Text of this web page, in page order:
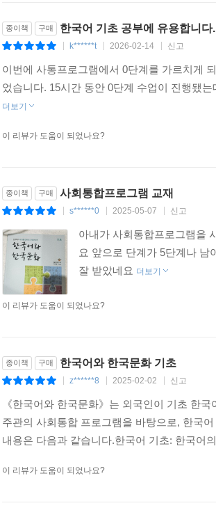
종이책 구매 한국어 기초 공부에 유용합니다.
k******t 2026-02-14 신고
이번에 사통프로그램에서 0단계를 가르치게
었습니다. 15시간 동안 0단계 수업이 진행됐
더보기
이 리뷰가 도움이 되었나요?
종이책 구매 사회통합프로그램 교재
s******0 2025-05-07 신고
아내가 사회통합프로그램을
요 앞으로 단계가 5단계나
잘 받았네요 더보기
이 리뷰가 도움이 되었나요?
종이책 구매 한국어와 한국문화 기초
z******8 2025-02-02 신고
《한국어와 한국문화》는 외국인이 기초 한
주관의 사회통합 프로그램을 바탕으로, 한국
내용은 다음과 같습니다.한국어 기초: 한국어
이 리뷰가 도움이 되었나요?